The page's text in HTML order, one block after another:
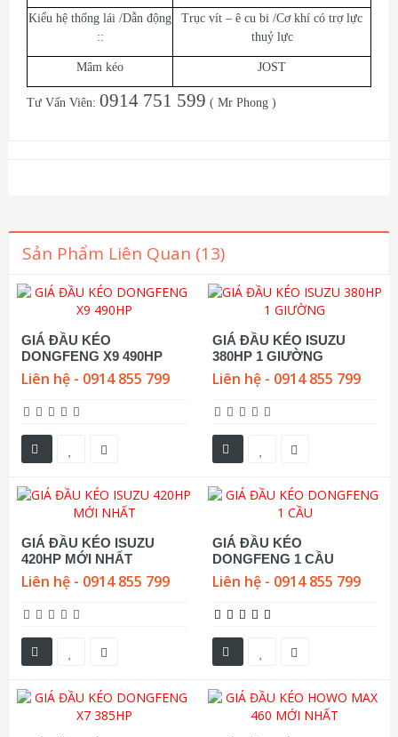
Kiểu hệ thống lái /Dẫn động
::
Trục vít – ê cu bi /Cơ khí có trợ lực
thuỷ lực
Mâm kéo JOST
Tư Vấn Viên: 0914 751 599 ( Mr Phong )
Sản Phẩm Liên Quan (13)
GIÁ ĐẦU KÉO
DONGFENG X9 490HP
Liên hệ - 0914 855 799
GIÁ ĐẦU KÉO ISUZU
380HP 1 GIƯỜNG
Liên hệ - 0914 855 799
GIÁ ĐẦU KÉO ISUZU
420HP MỚI NHẤT
Liên hệ - 0914 855 799
GIÁ ĐẦU KÉO
DONGFENG 1 CẦU
Liên hệ - 0914 855 799